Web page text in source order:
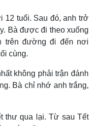
12 tuổi. Sau đó, anh trở
Bà được đi theo xuống
trên đường đi đến nơi
cùng.
không phải trận đánh
Bà chỉ nhớ anh trắng,
thư qua lại. Từ sau Tết